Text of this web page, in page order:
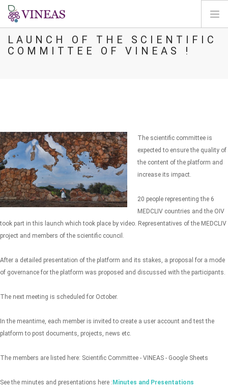
ΣΠΊΤΙ
ΣΎΝΔΕΣΗ
EL
LAUNCH OF THE SCIENTIFIC
COMMITTEE OF VINEAS !
The scientific committee is
expected to ensure the quality of
the content of the platform and
increase its impact.
20 people representing the 6
MEDCLIV countries and the OIV
took part in this launch which took place by video. Representatives of the MEDCLIV
project and members of the scientific council.
After a detailed presentation of the platform and its stakes, a proposal for a mode
of governance for the platform was proposed and discussed with the participants.
The next meeting is scheduled for October.
In the meantime, each member is invited to create a user account and test the
platform to post documents, projects, news etc.
The members are listed here: Scientific Committee - VINEAS - Google Sheets
See the minutes and presentations here : Minutes and Presentations